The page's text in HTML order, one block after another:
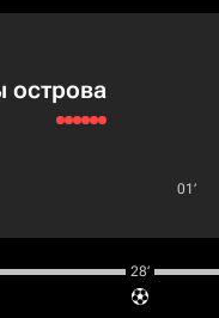
01‎’‎
28‎’‎